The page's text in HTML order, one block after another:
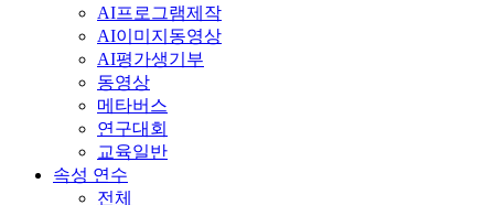
AI프로그램제작
AI이미지동영상
AI평가생기부
동영상
메타버스
연구대회
교육일반
속성 연수
전체